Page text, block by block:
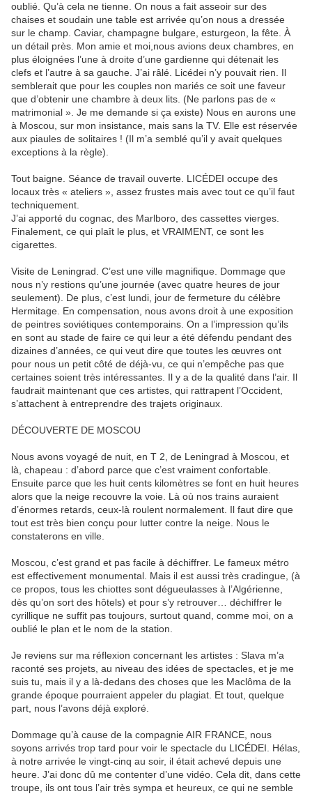
oublié. Qu’à cela ne tienne. On nous a fait asseoir sur des
chaises et soudain une table est arrivée qu’on nous a dressée
sur le champ. Caviar, champagne bulgare, esturgeon, la fête. À
un détail près. Mon amie et moi,nous avions deux chambres, en
plus éloignées l’une à droite d’une gardienne qui détenait les
clefs et l’autre à sa gauche. J’ai râlé. Licédei n’y pouvait rien. Il
semblerait que pour les couples non mariés ce soit une faveur
que d’obtenir une chambre à deux lits. (Ne parlons pas de «
matrimonial ». Je me demande si ça existe) Nous en aurons une
à Moscou, sur mon insistance, mais sans la TV. Elle est réservée
aux piaules de solitaires ! (Il m’a semblé qu’il y avait quelques
exceptions à la règle).
Tout baigne. Séance de travail ouverte. LICÉDEI occupe des
locaux très « ateliers », assez frustes mais avec tout ce qu’il faut
techniquement.
J’ai apporté du cognac, des Marlboro, des cassettes vierges.
Finalement, ce qui plaît le plus, et VRAIMENT, ce sont les
cigarettes.
Visite de Leningrad. C’est une ville magnifique. Dommage que
nous n’y restions qu’une journée (avec quatre heures de jour
seulement). De plus, c’est lundi, jour de fermeture du célèbre
Hermitage. En compensation, nous avons droit à une exposition
de peintres soviétiques contemporains. On a l’impression qu’ils
en sont au stade de faire ce qui leur a été défendu pendant des
dizaines d’années, ce qui veut dire que toutes les œuvres ont
pour nous un petit côté de déjà-vu, ce qui n’empêche pas que
certaines soient très intéressantes. Il y a de la qualité dans l’air. Il
faudrait maintenant que ces artistes, qui rattrapent l’Occident,
s’attachent à entreprendre des trajets originaux.
DÉCOUVERTE DE MOSCOU
Nous avons voyagé de nuit, en T 2, de Leningrad à Moscou, et
là, chapeau : d’abord parce que c’est vraiment confortable.
Ensuite parce que les huit cents kilomètres se font en huit heures
alors que la neige recouvre la voie. Là où nos trains auraient
d’énormes retards, ceux-là roulent normalement. Il faut dire que
tout est très bien conçu pour lutter contre la neige. Nous le
constaterons en ville.
Moscou, c’est grand et pas facile à déchiffrer. Le fameux métro
est effectivement monumental. Mais il est aussi très cradingue, (à
ce propos, tous les chiottes sont dégueulasses à l’Algérienne,
dès qu’on sort des hôtels) et pour s’y retrouver… déchiffrer le
cyrillique ne suffit pas toujours, surtout quand, comme moi, on a
oublié le plan et le nom de la station.
Je reviens sur ma réflexion concernant les artistes : Slava m’a
raconté ses projets, au niveau des idées de spectacles, et je me
suis tu, mais il y a là-dedans des choses que les Maclôma de la
grande époque pourraient appeler du plagiat. Et tout, quelque
part, nous l’avons déjà exploré.
Dommage qu’à cause de la compagnie AIR FRANCE, nous
soyons arrivés trop tard pour voir le spectacle du LICÉDEI. Hélas,
à notre arrivée le vingt-cinq au soir, il était achevé depuis une
heure. J’ai donc dû me contenter d’une vidéo. Cela dit, dans cette
troupe, ils ont tous l’air très sympa et heureux, ce qui ne semble